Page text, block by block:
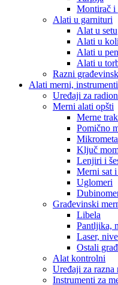
Montirač i
Alati u garnituri
Alat u setu
Alati u
Alati u
Alati u
Razni
Alati merni,
Uređaji za
Merni alati opšti
Merne
Pomično
Ključ
Lenjiri i
Merni sat
Uglomeri
Građevinski
Libela
Pantljika,
Laser,
Ostali
Alat kontrolni
Uređaji za razna
Instrumenti za